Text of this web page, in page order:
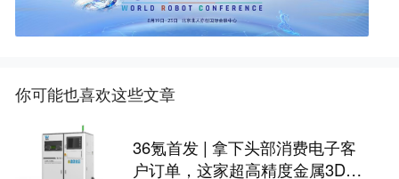
你可能也喜欢这些文章
36氪首发 | 拿下头部消费电子客
户订单，这家超高精度金属3D打